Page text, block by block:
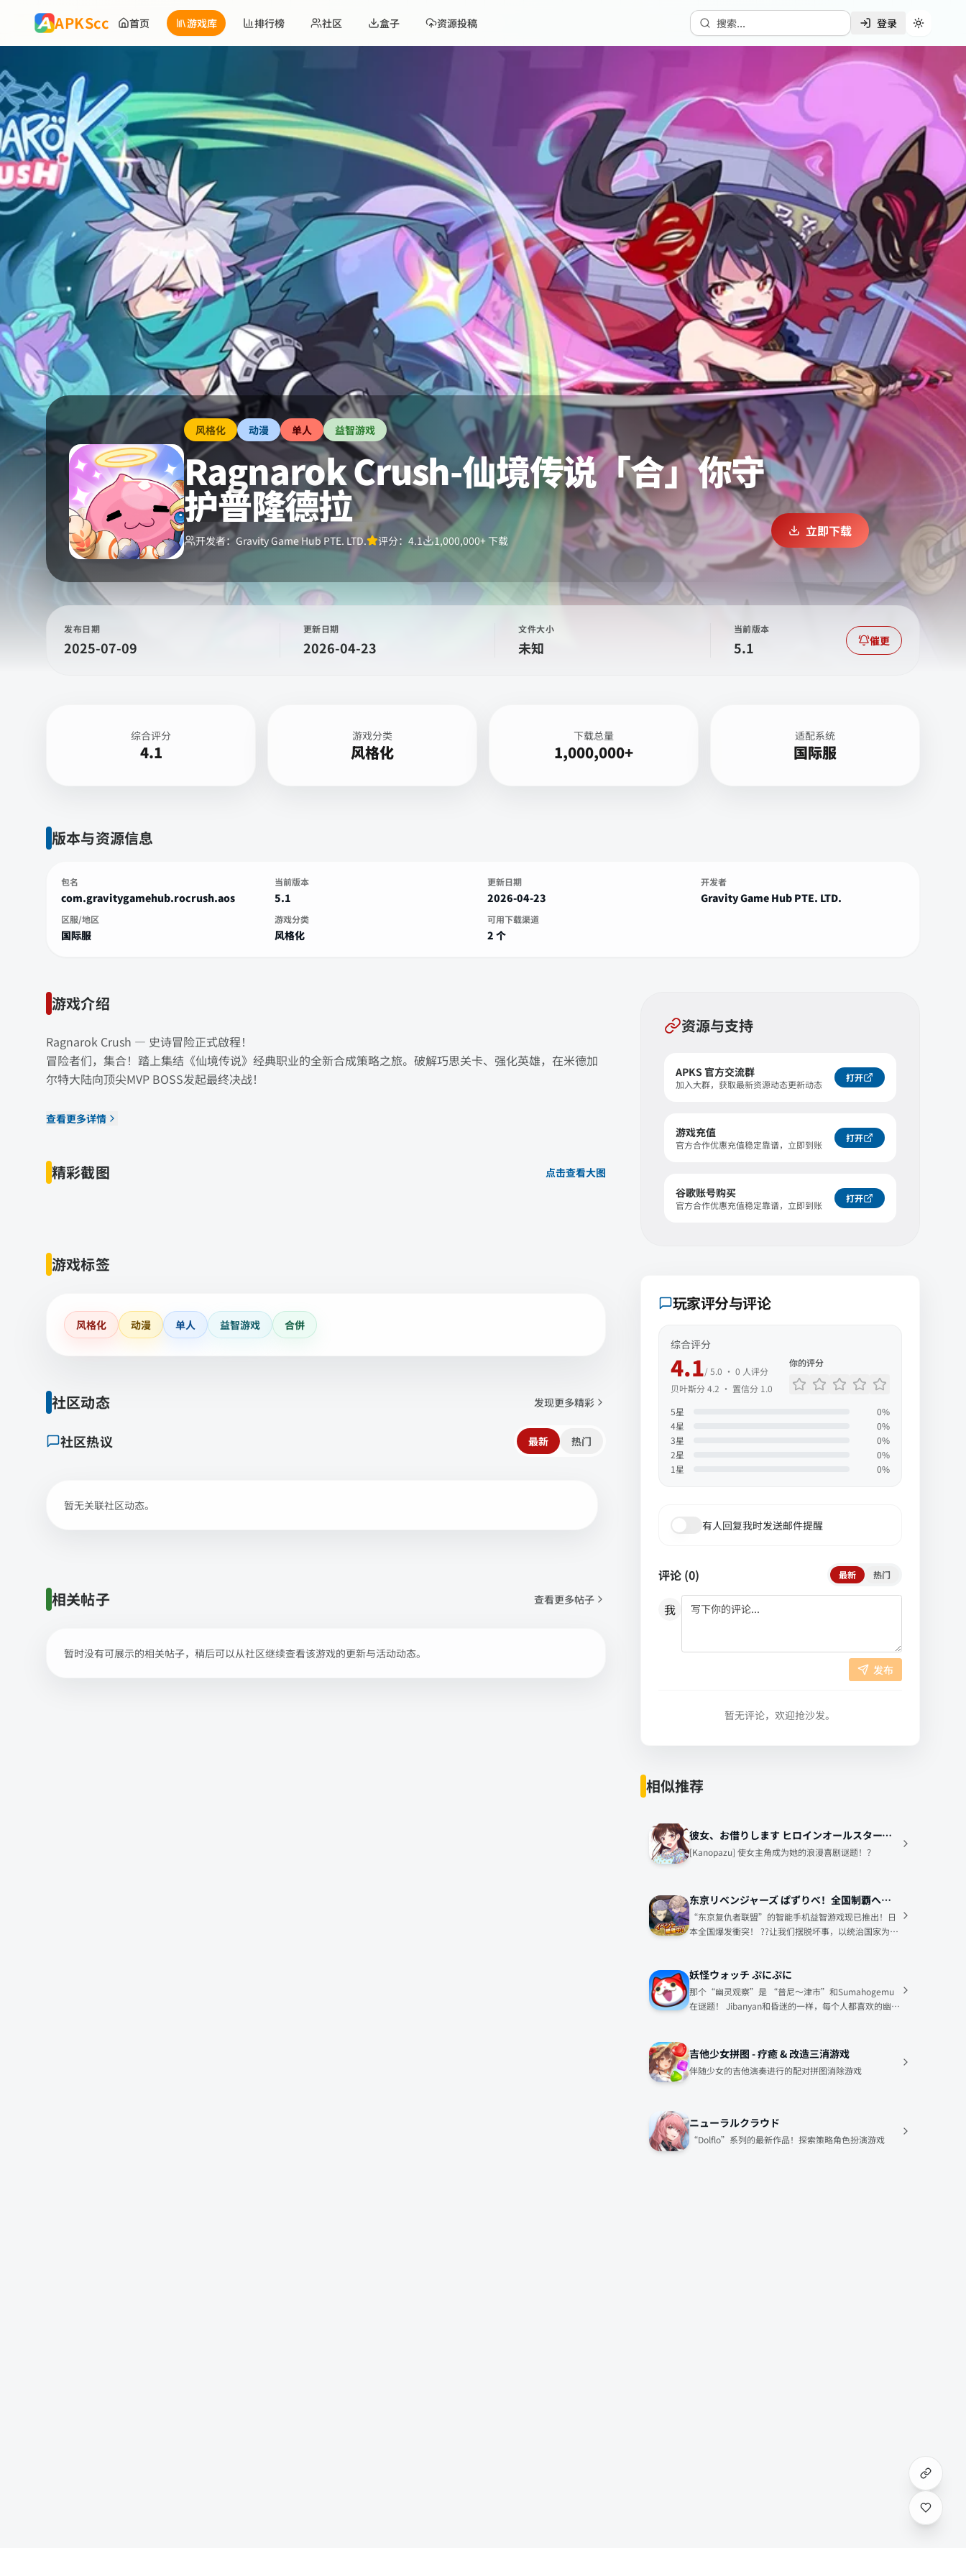
APKScc 首页 游戏库 排行榜 社区 盒子 资源投稿 搜索... 登录 切换主题
风格化 动漫 单人 益智游戏
Ragnarok Crush-仙境传说「合」你守
护普隆德拉
开发者： Gravity Game Hub PTE. LTD. 评分： 4.1 1,000,000+下载
立即下载
发布日期
2025-07-09
更新日期
2026-04-23
文件大小
未知
当前版本
5.1 催更
综合评分
4.1
游戏分类
风格化
下载总量
1,000,000+
适配系统
国际服
版本与资源信息
包名
com.gravitygamehub.rocrush.aos
当前版本
5.1
更新日期
2026-04-23
开发者
Gravity Game Hub PTE. LTD.
区服/地区
国际服
游戏分类
风格化
可用下载渠道
2 个
游戏介绍
Ragnarok Crush — 史诗冒险正式啟程！
冒险者们，集合！踏上集结《仙境传说》经典职业的全新合成策略之旅。破解巧思关卡、强化英雄，在米德加
尔特大陆向顶尖MVP BOSS发起最终决战！
查看更多详情
精彩截图 点击查看大图
游戏标签
风格化 动漫 单人 益智游戏 合併
社区动态 发现更多精彩
社区热议 最新 热门
暂无关联社区动态。
相关帖子 查看更多帖子
暂时没有可展示的相关帖子，稍后可以从社区继续查看该游戏的更新与活动动态。
资源与支持
APKS 官方交流群
加入大群，获取最新资源动态更新动态
打开
游戏充值
官方合作优惠充值稳定靠谱，立即到账
打开
谷歌账号购买
官方合作优惠充值稳定靠谱，立即到账
打开
玩家评分与评论
综合评分
4.1/ 5.0 · 0 人评分
贝叶斯分4.2 · 置信分 1.0
你的评分
5星 0%
4星 0%
3星 0%
2星 0%
1 星 0%
有人回复我时发送邮件提醒
评论 (0) 最新 热门
我
发布
暂无评论，欢迎抢沙发。
相似推荐
彼女、お借りします ヒロインオールスターズ【かのぱず】
[Kanopazu] 使女主角成为她的浪漫喜剧谜题！？
东京リベンジャーズ ぱずりべ！全国制覇への道
“东京复仇者联盟”的智能手机益智游戏现已推出！日
本全国爆发衝突！ ??让我们摆脱坏事，以统治国家为目
妖怪ウォッチ ぷにぷに
那个“幽灵观察”是 “普尼〜津市”和Sumahogemu
在谜题！ Jibanyan和昏迷的一样，每个人都喜欢的幽灵
吉他少女拼图 - 疗癒 & 改造三消游戏
伴随少女的吉他演奏进行的配对拼图消除游戏
ニューラルクラウド
“Dolflo”系列的最新作品！探索策略角色扮演游戏